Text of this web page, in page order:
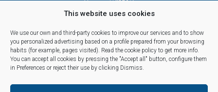
This website uses cookies
We use our own and third-party cookies to improve our services and to show
you personalized advertising based on a profile prepared from your browsing
habits (for example, pages visited). Read the cookie policy to get more info.
You can accept all cookies by pressing the "Accept all" button, configure them
in Preferences or reject their use by clicking Dismiss.
09.00h - 14.00h and 15.00h - 18.00h
Reservations, telephone and commercial customer service:
10:00 a 14:00 y de 16:00 a 20:00
(April 1st - September 30th)